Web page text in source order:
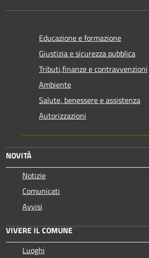
Educazione e formazione
Giustizia e sicurezza pubblica
Tributi,finanze e contravvenzioni
Ambiente
Salute, benessere e assistenza
Autorizzazioni
NOVITÀ
Notizie
Comunicati
Avvisi
VIVERE IL COMUNE
Luoghi